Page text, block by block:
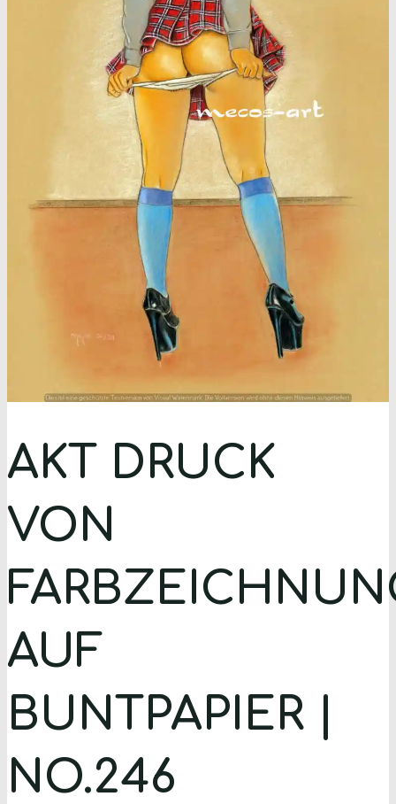
SEARCH
Search
AKT DRUCK
VON
AUF
BUNTPAPIER |
NO.246